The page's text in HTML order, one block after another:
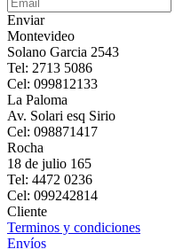
Enviar
Montevideo
Solano Garcia 2543
Tel: 2713 5086
Cel: 099812133
La Paloma
Av. Solari esq Sirio
Cel: 098871417
Rocha
18 de julio 165
Tel: 4472 0236
Cel: 099242814
Cliente
Terminos y condiciones
Envíos